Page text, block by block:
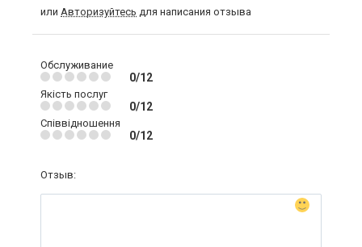
или Авторизуйтесь для написания отзыва
Обслуживание
0/12
Якість послуг
0/12
Співвідношення
0/12
Отзыв: